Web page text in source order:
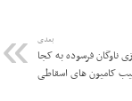
بعدی
ناوگان فرسوده به کجا
کامیون های اسقاطی